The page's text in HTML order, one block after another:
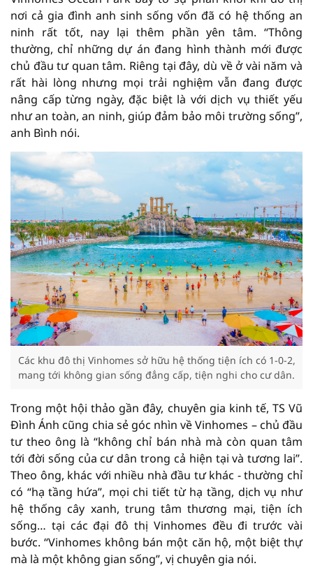
nơi cả gia đình anh sinh sống vốn đã có hệ thống an
ninh rất tốt, nay lại thêm phần yên tâm. “Thông
thường, chỉ những dự án đang hình thành mới được
chủ đầu tư quan tâm. Riêng tại đây, dù về ở vài năm và
rất hài lòng nhưng mọi trải nghiệm vẫn đang được
nâng cấp từng ngày, đặc biệt là với dịch vụ thiết yếu
như an toàn, an ninh, giúp đảm bảo môi trường sống”,
anh Bình nói.
Các khu đô thị Vinhomes sở hữu hệ thống tiện ích có 1-0-2,
mang tới không gian sống đẳng cấp, tiện nghi cho cư dân.
Trong một hội thảo gần đây, chuyên gia kinh tế, TS Vũ
Đình Ánh cũng chia sẻ góc nhìn về Vinhomes – chủ đầu
tư theo ông là “không chỉ bán nhà mà còn quan tâm
tới đời sống của cư dân trong cả hiện tại và tương lai”.
Theo ông, khác với nhiều nhà đầu tư khác - thường chỉ
có “hạ tầng hứa”, mọi chi tiết từ hạ tầng, dịch vụ như
hệ thống cây xanh, trung tâm thương mại, tiện ích
sống… tại các đại đô thị Vinhomes đều đi trước vài
bước. “Vinhomes không bán một căn hộ, một biệt thự
mà là một không gian sống”, vị chuyên gia nói.